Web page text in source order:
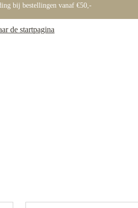
bij bestellingen vanaf €50,-